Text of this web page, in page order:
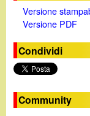
n
d
Versione
Versione PDF
Condividi
Community